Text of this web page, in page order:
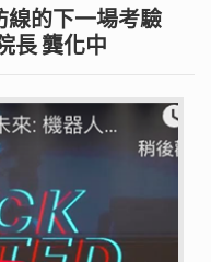
線的下一場考驗
長 龔化中